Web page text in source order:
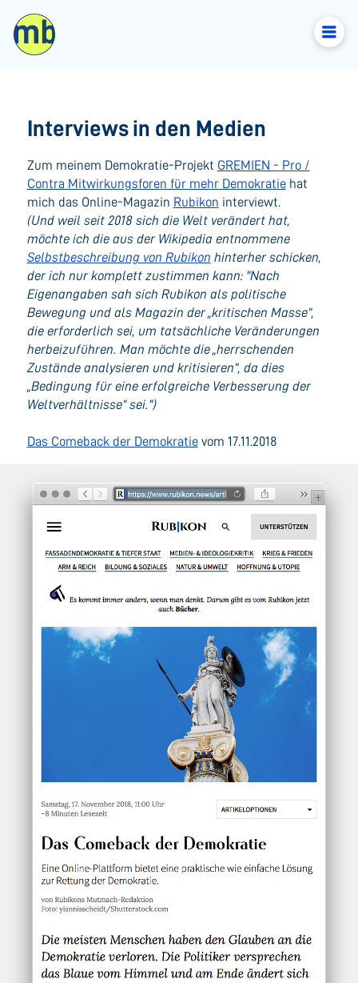
Interviews in den Medien
Zum meinem Demokratie-Projekt GREMIEN - Pro /
Contra Mitwirkungsforen für mehr Demokratiehat
mich das Online-Magazin Rubikon interviewt.
(Und weil seit 2018 sich die Welt verändert hat,
möchte ich die aus der Wikipedia entnommene
Selbstbeschreibung von Rubikon hinterher schicken,
der ich nur komplett zustimmen kann: "Nach
Eigenangaben sah sich Rubikon als politische
Bewegung und als Magazin der „kritischen Masse“,
die erforderlich sei, um tatsächliche Veränderungen
herbeizuführen. Man möchte die „herrschenden
Zustände analysieren und kritisieren“, da dies
„Bedingung für eine erfolgreiche Verbesserung der
Weltverhältnisse“ sei.")
Das Comeback der Demokratievom 17.11.2018